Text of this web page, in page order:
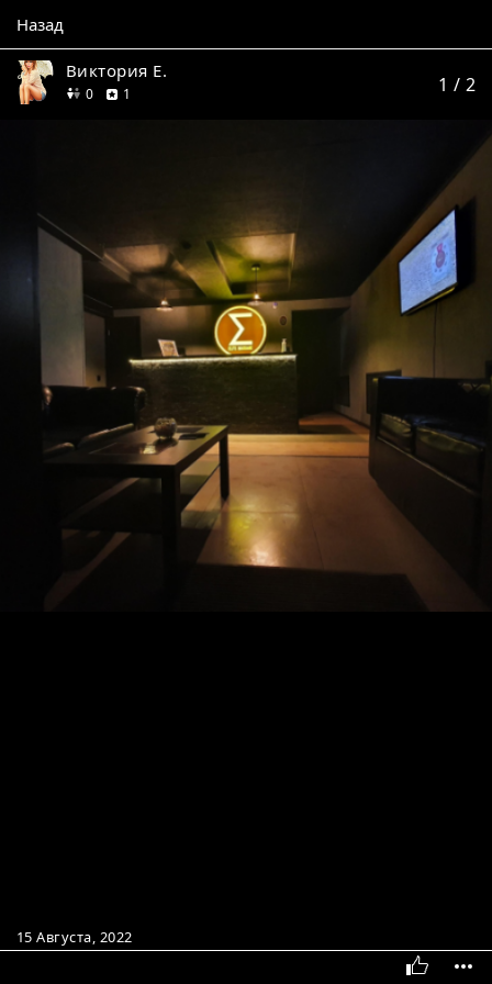
Назад
Виктория Е.
0друзей
1 1 / 2
15 Августа, 2022